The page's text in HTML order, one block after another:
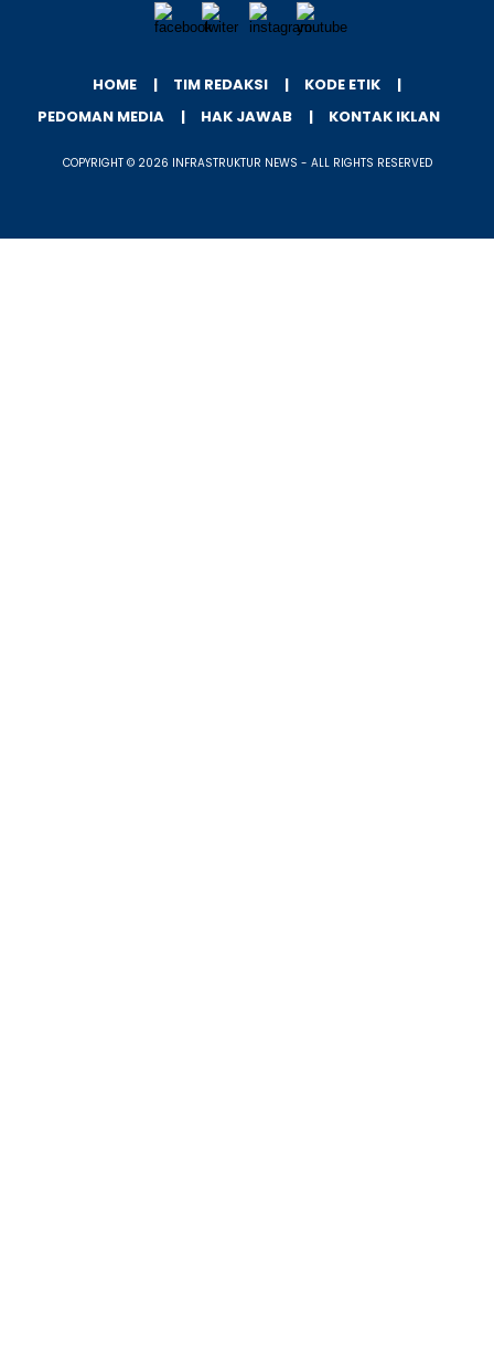
HOME TIM REDAKSI
KODE ETIK
PEDOMAN MEDIA
HAK JAWAB KONTAK IKLAN
COPYRIGHT © 2026 INFRASTRUKTUR NEWS - ALL RIGHTS RESERVED